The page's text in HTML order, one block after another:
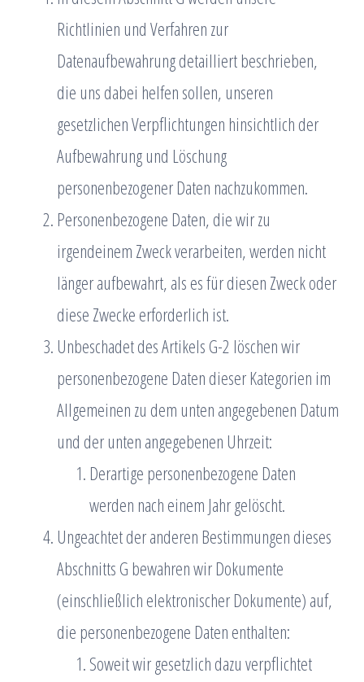
Richtlinien und Verfahren zur
Datenaufbewahrung detailliert beschrieben,
die uns dabei helfen sollen, unseren
gesetzlichen Verpflichtungen hinsichtlich der
Aufbewahrung und Löschung
personenbezogener Daten nachzukommen.
Personenbezogene Daten, die wir zu
irgendeinem Zweck verarbeiten, werden nicht
länger aufbewahrt, als es für diesen Zweck oder
diese Zwecke erforderlich ist.
Unbeschadet des Artikels G-2 löschen wir
personenbezogene Daten dieser Kategorien im
Allgemeinen zu dem unten angegebenen Datum
und der unten angegebenen Uhrzeit:
Derartige personenbezogene Daten
werden nach einem Jahr gelöscht.
Ungeachtet der anderen Bestimmungen dieses
Abschnitts G bewahren wir Dokumente
(einschließlich elektronischer Dokumente) auf,
die personenbezogene Daten enthalten:
Soweit wir gesetzlich dazu verpflichtet